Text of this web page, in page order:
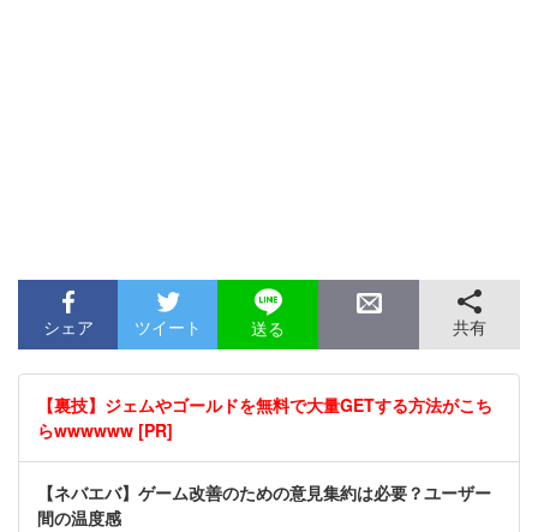
シェア ツイート 送る 共有
【裏技】ジェムやゴールドを無料で大量GETする方法がこち
らwwwwww [PR]
【ネバエバ】ゲーム改善のための意見集約は必要？ユーザー
間の温度感